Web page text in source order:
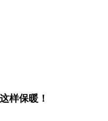
样保暖！